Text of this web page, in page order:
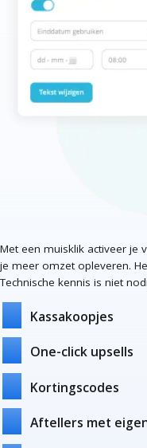
Met een muisklik activeer je
je meer omzet opleveren.
Technische kennis is niet
Kassakoopjes
One-click upsells
Kortingscodes
Aftellers met